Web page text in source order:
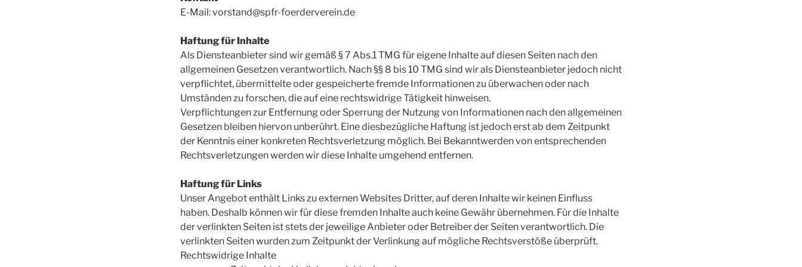
E-Mail: vorstand@spfr-foerderverein.de
Haftung für Inhalte
Als Diensteanbieter sind wir gemäß § 7 Abs.1 TMG für eigene Inhalte auf diesen Seiten nach den
allgemeinen Gesetzen verantwortlich. Nach §§ 8 bis 10 TMG sind wir als Diensteanbieter jedoch nicht
verpflichtet, übermittelte oder gespeicherte fremde Informationen zu überwachen oder nach
Umständen zu forschen, die auf eine rechtswidrige Tätigkeit hinweisen.
Verpflichtungen zur Entfernung oder Sperrung der Nutzung von Informationen nach den allgemeinen
Gesetzen bleiben hiervon unberührt. Eine diesbezügliche Haftung ist jedoch erst ab dem Zeitpunkt
der Kenntnis einer konkreten Rechtsverletzung möglich. Bei Bekanntwerden von entsprechenden
Rechtsverletzungen werden wir diese Inhalte umgehend entfernen.
Haftung für Links
Unser Angebot enthält Links zu externen Websites Dritter, auf deren Inhalte wir keinen Einfluss
haben. Deshalb können wir für diese fremden Inhalte auch keine Gewähr übernehmen. Für die Inhalte
der verlinkten Seiten ist stets der jeweilige Anbieter oder Betreiber der Seiten verantwortlich. Die
verlinkten Seiten wurden zum Zeitpunkt der Verlinkung auf mögliche Rechtsverstöße überprüft.
Rechtswidrige Inhalte